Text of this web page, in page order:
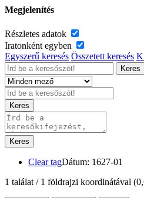
Megjelenítés
Részletes adatok
Iratonként egyben
Egyszerű keresés Összetett keresés
Keres
Keres
Keres
Clear tagDátum: 1627-01
1 találat / 1 földrajzi koordinátával